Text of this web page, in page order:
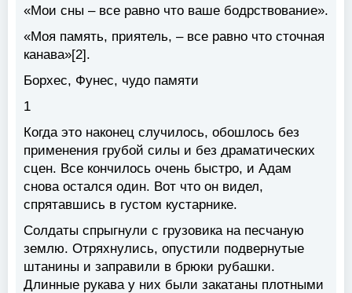
«Мои сны – все равно что ваше бодрствование».
«Моя память, приятель, – все равно что сточная
канава»[2].
Борхес, Фунес, чудо памяти
1
Когда это наконец случилось, обошлось без
применения грубой силы и без драматических
сцен. Все кончилось очень быстро, и Адам
снова остался один. Вот что он видел,
спрятавшись в густом кустарнике.
Солдаты спрыгнули с грузовика на песчаную
землю. Отряхнулись, опустили подвернутые
штанины и заправили в брюки рубашки.
Длинные рукава у них были закатаны плотными